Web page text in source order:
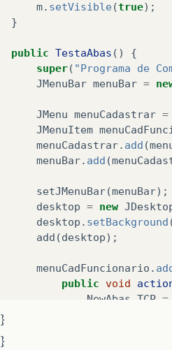
m. setVisible(true);
}
public TestaAbas ()
{
super( "Programa de
JMenuBar menuBar =
JMenu menuCadastrar =
JMenuItem
menuCadastrar. add (
menuBar. add (
setJMenuBar(menuBar);
desktop = new
desktop . setBackground
add (desktop);
menuCadFuncionario .
public void
NewAbas TCP =
}
}